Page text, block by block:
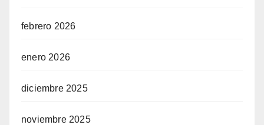
febrero 2026
enero 2026
diciembre 2025
noviembre 2025